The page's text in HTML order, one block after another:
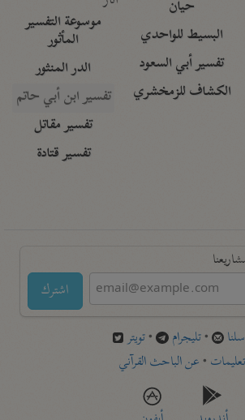
حيان
البسيط للواحدي
تفسير أبي السعود
الكشاف للزمخشري
موسوعة التفسير
المأثور
الدر المنثور
تفسير ابن أبي حاتم
تفسير مقاتل
تفسير قتادة
اشترك
•تليجرام •تويتر
تعليمات •عن الباحث القرآني